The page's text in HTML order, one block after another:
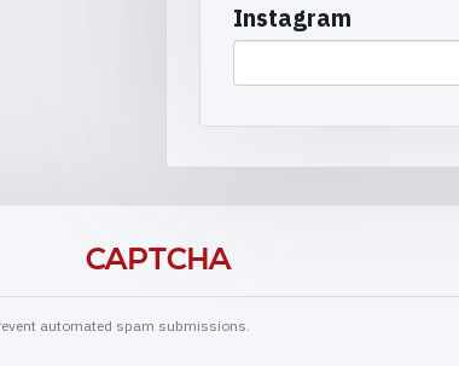
Instagram
CAPTCHA
automated spam submissions.